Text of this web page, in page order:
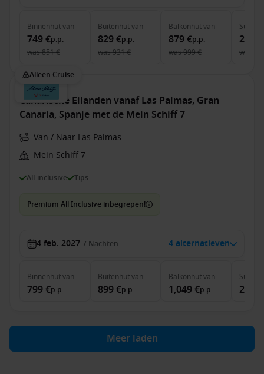
Binnenhutvan
749 €p.p.
was851 €
Buitenhutvan
829 €p.p.
was931 €
Balkonhutvan
879 €p.p.
was999 €
Suite
was
Alleen Cruise
Canarische Eilanden vanaf Las Palmas, Gran
Canaria, Spanje met de Mein Schiff 7
Van / Naar Las Palmas
Mein Schiff 7
All-inclusive Tips
Premium All Inclusive inbegrepen!
4 feb. 2027 7 Nachten 4 alternatieven
Binnenhutvan
799 €p.p.
Buitenhutvan
899 €p.p.
Balkonhutvan
1,049 €p.p.
Suite
Meer laden